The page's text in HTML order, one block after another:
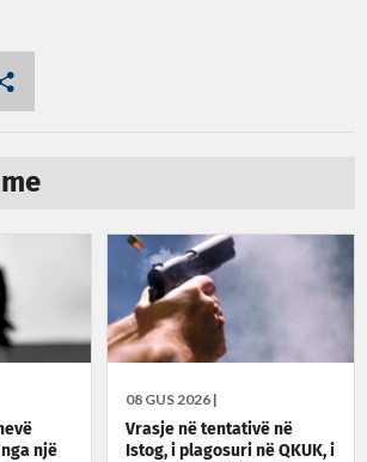
një
08 GUS 2026 |
Vrasje në tentativë në
Istog, i plagosuri në QKUK, i